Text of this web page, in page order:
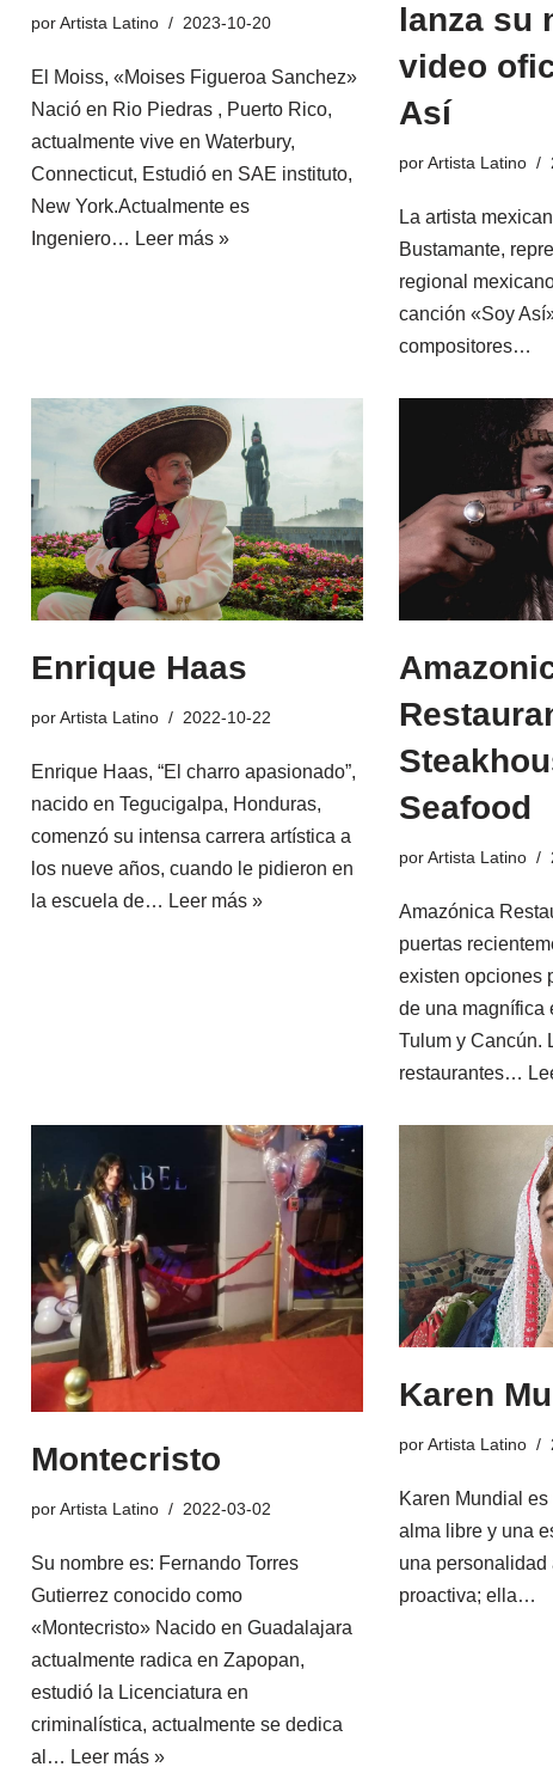
porArtista Latino 2023-10-20
El Moiss, «Moises Figueroa Sanchez»
Nació en Rio Piedras , Puerto Rico,
actualmente vive en Waterbury,
Connecticut, Estudió en SAE instituto,
New York.Actualmente es
Ingeniero… Leer más »
lanza su
video
Así
porArtista Latino
La artista
Bustamante,
regional
canción «Soy
compositores…
Enrique Haas
porArtista Latino 2022-10-22
Enrique Haas, “El charro apasionado”,
nacido en Tegucigalpa, Honduras,
comenzó su intensa carrera artística a
los nueve años, cuando le pidieron en
la escuela de… Leer más »
Seafood
porArtista Latino
Amazónica
puertas
existen opciones
de una magnífica
Tulum y Cancún.
restaurantes…
Montecristo
porArtista Latino 2022-03-02
Su nombre es: Fernando Torres
Gutierrez conocido como
«Montecristo» Nacido en Guadalajara
actualmente radica en Zapopan,
estudió la Licenciatura en
criminalística, actualmente se dedica
al… Leer más »
Karen
porArtista Latino
Karen Mundial
alma libre y una
una personalidad
proactiva; ella…